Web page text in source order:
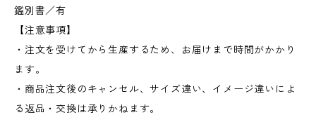
鑑別書／有
【注意事項】
・注文を受けてから生産するため、お届けまで時間がかかり
ます。
・商品注文後のキャンセル、サイズ違い、イメージ違いによ
る返品・交換は承りかねます。